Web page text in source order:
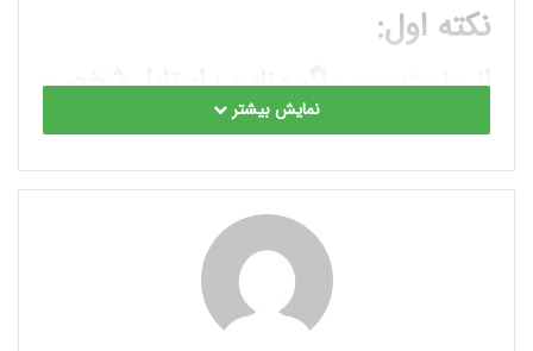
نکته اول:
ازساعت جیبیاگر مناسب استایل شخصی
شماست استفاده نمائید.
نمایش بیشتر